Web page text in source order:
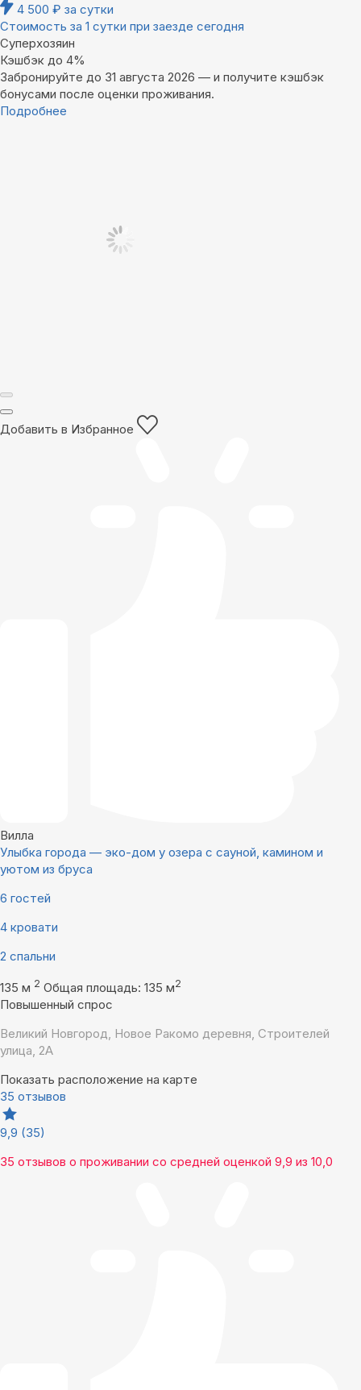
4 500 ₽ за сутки
Стоимость за 1 сутки при заезде сегодня
Суперхозяин
Кэшбэк до 4%
Забронируйте до 31 августа 2026 — и получите кэшбэк
бонусами после оценки проживания.
Подробнее
Добавить в Избранное
Вилла
Улыбка города — эко-дом у озера с сауной, камином и
уютом из бруса
6 гостей
4 кровати
2 спальни
135 м 2 Общая площадь: 135 м2
Повышенный спрос
Великий Новгород, Новое Ракомо деревня, Строителей
улица, 2А
Показать расположение на карте
35 отзывов
9,9 (35)
35 отзывов о проживании со средней оценкой 9,9 из 10,0